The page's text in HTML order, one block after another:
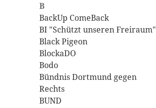
B
BackUp ComeBack
BI "Schützt unseren Freiraum"
Black Pigeon
BlockaDO
Bodo
Bündnis Dortmund gegen
Rechts
BUND